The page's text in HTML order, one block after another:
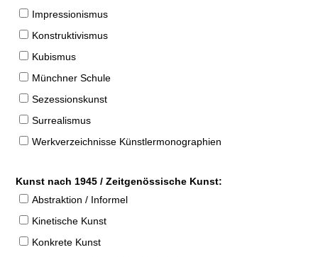
Impressionismus
Konstruktivismus
Kubismus
Münchner Schule
Sezessionskunst
Surrealismus
Werkverzeichnisse Künstlermonographien
Kunst nach 1945 / Zeitgenössische Kunst:
Abstraktion / Informel
Kinetische Kunst
Konkrete Kunst